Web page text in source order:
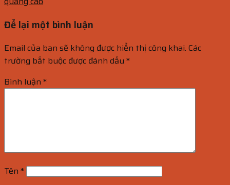
Để lại một bình luận
Email của bạn sẽ không được hiển thị công khai. Các
trường bắt buộc được đánh dấu *
Bình luận *
Tên *